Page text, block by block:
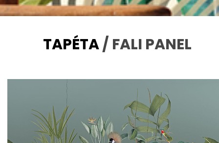
TAPÉTA/ FALI PANEL